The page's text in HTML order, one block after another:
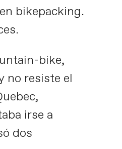
bikepacking.
bike,
no resiste el
irse a
dos